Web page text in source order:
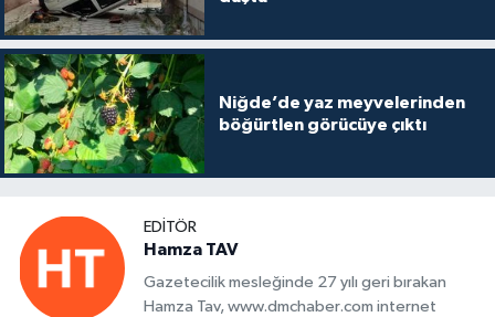
Niğde’de yaz meyvelerinden
böğürtlen görücüye çıktı
EDITÖR
Hamza TAV
Gazetecilik mesleğinde 27 yılı geri bırakan
Hamza Tav, www.dmchaber.com internet